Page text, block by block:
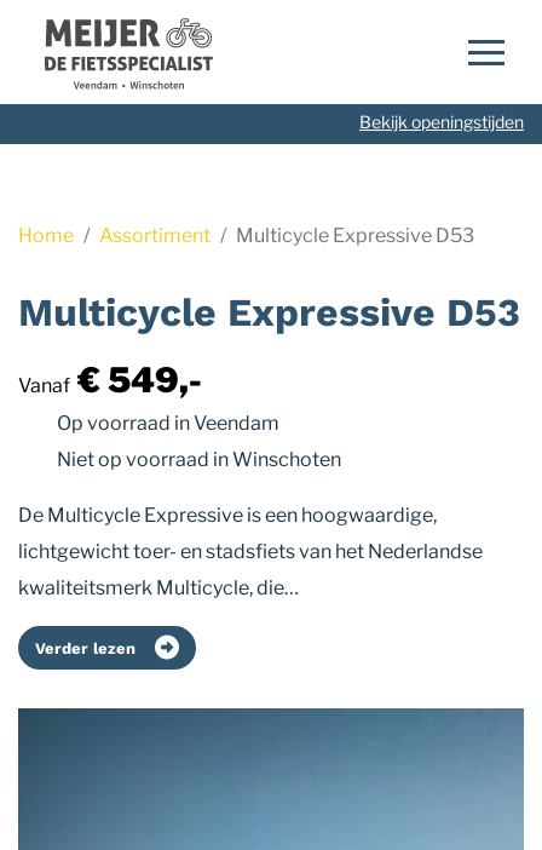
Navigatie
Bekijk openingstijden
Home Assortiment Multicycle Expressive D53
Multicycle Expressive D53
Vanaf € 549,-
Op voorraad in Veendam
Niet op voorraad in Winschoten
De Multicycle Expressive is een hoogwaardige,
lichtgewicht toer- en stadsfiets van het Nederlandse
kwaliteitsmerk Multicycle, die…
Verder lezen